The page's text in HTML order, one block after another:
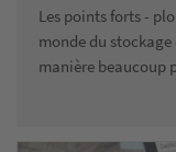
Les points forts -
monde du
manière beaucoup